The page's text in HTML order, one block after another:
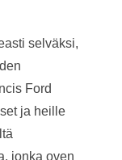
selväksi,
Ford
ja heille
jonka oven